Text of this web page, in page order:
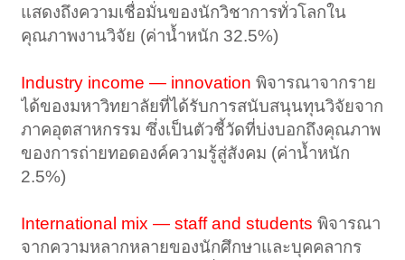
แสดงถึงความเชื่อมั่นของนักวิชาการทั่วโลกใน
คุณภาพงานวิจัย (ค่าน้ำหนัก 32.5%)
Industry income — innovation พิจารณาจากราย
ได้ของมหาวิทยาลัยที่ได้รับการสนับสนุนทุนวิจัยจาก
ภาคอุตสาหกรรม ซึ่งเป็นตัวชี้วัดที่บ่งบอกถึงคุณภาพ
ของการถ่ายทอดองค์ความรู้สู่สังคม (ค่าน้ำหนัก
2.5%)
International mix — staff and students พิจารณา
จากความหลากหลายของนักศึกษาและบุคคลากร